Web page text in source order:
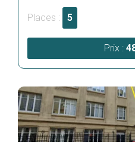
Places : 5
Prix :